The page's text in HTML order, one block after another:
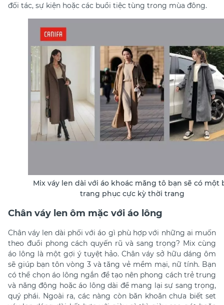
đối tác, sự kiện hoặc các buổi tiệc tùng trong mùa đông.
Mix váy len dài với áo khoác măng tô bạn sẽ có một
trang phục cực kỳ thời trang
Chân váy len ôm mặc với áo lông
Chân váy len dài phối với áo gì phù hợp với những ai muốn
theo đuổi phong cách quyến rũ và sang trọng? Mix cùng
áo lông là một gợi ý tuyệt hảo. Chân váy sở hữu dáng ôm
sẽ giúp bạn tôn vòng 3 và tăng vẻ mềm mại, nữ tính. Bạn
có thể chọn áo lông ngắn để tạo nên phong cách trẻ trung
và năng động hoặc áo lông dài để mang lại sự sang trọng,
quý phái. Ngoài ra, các nàng còn băn khoăn chưa biết set